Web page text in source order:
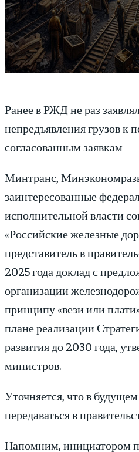
Ранее в РЖД не раз
непредъявления грузов к
согласованным заявкам
Минтранс,
заинтересованные
исполнительной власти
«Российские железные
представитель в
2025 года доклад с
организации
принципу «вези или
плане реализации
развития до 2030 года,
министров.
Уточняется, что в
передаваться в
Напомним, инициатором